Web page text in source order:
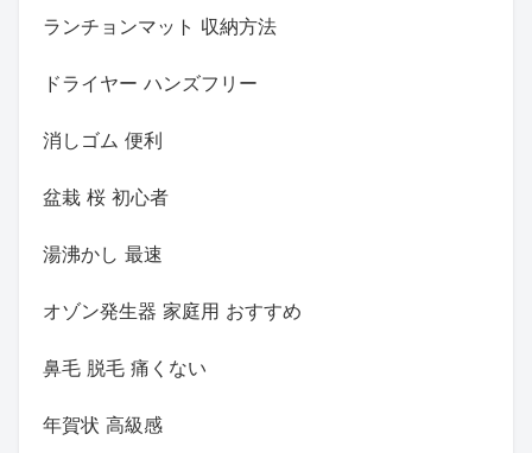
ランチョンマット 収納方法
ドライヤー ハンズフリー
消しゴム 便利
盆栽 桜 初心者
湯沸かし 最速
オゾン発生器 家庭用 おすすめ
鼻毛 脱毛 痛くない
年賀状 高級感